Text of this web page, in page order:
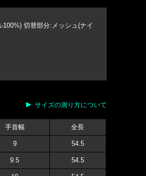
切替部分:メッシュ(ナイ
サイズの測り方について
手首幅 全長
9 54.5
9.5 54.5